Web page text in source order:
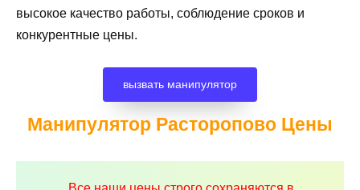
высокое качество работы, соблюдение сроков и
конкурентные цены.
вызвать манипулятор
Манипулятор Расторопово Цены